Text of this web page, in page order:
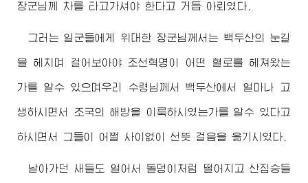
장군님 께 차를 타고가셔야 한다고 거듭 아뢰였다.
그러는 일군들에게 위대한 장군님께서는 백두산의 눈길
을 헤치며 걸어보아야 조선혁명이 어떤 혈로를 헤쳐왔는
가를 알수 있으며우리 수령님께서 백두산에서 얼마나 고
생하시면서 조국의 해방을 이룩하시였는가를 알수 있다고
하시면서 그들이 어쩔 사이없이 선뜻 걸음을 옮기시였다.
날아가던 새들도 얼어서 돌덩이처럼 떨어지고 산짐승들